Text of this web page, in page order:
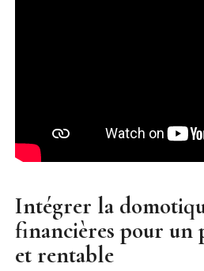
Intégrer la
financières pour un
et rentable